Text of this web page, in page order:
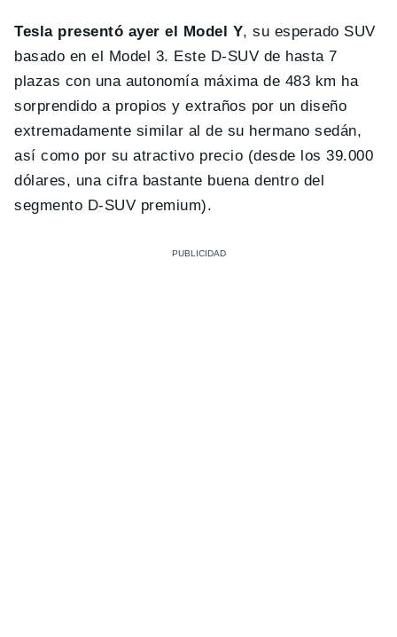
Tesla presentó ayer el Model Y, su esperado SUV
basado en el Model 3. Este D-SUV de hasta 7
plazas con una autonomía máxima de 483 km ha
sorprendido a propios y extraños por un diseño
extremadamente similar al de su hermano sedán,
así como por su atractivo precio (desde los 39.000
dólares, una cifra bastante buena dentro del
segmento D-SUV premium).